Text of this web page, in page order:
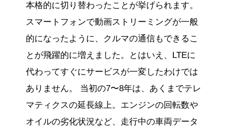
本格的に切り替わったことが挙げられます。
スマートフォンで動画ストリーミングが一般
的になったように、クルマの通信もできるこ
とが飛躍的に増えました。とはいえ、LTEに
代わってすぐにサービスが一変したわけでは
ありません。 当初の7〜8年は、あくまでテレ
マティクスの延長線上。エンジンの回転数や
オイルの劣化状況など、走行中の車両データ